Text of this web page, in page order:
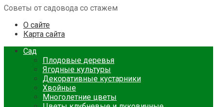
Советы от садовода со стажем
О сайте
Карта сайта
Сад
Плодовые деревья
Ягодные культуры
Декоративные кустарники
Хвойные
Многолетние цветы